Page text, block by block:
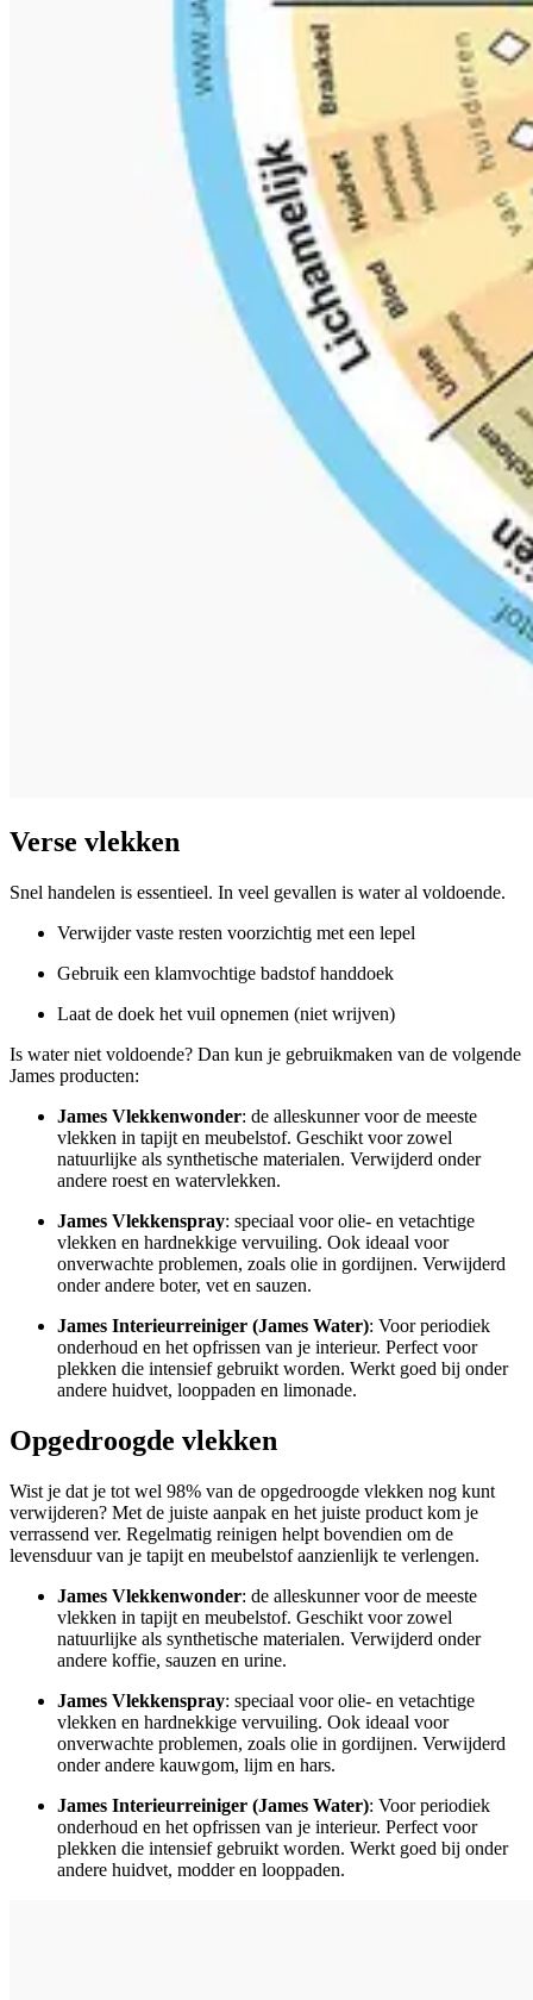
Verse vlekken
Snel handelen is essentieel. In veel gevallen is water al voldoende.
Verwijder vaste resten voorzichtig met een lepel
Gebruik een klamvochtige badstof handdoek
Laat de doek het vuil opnemen (niet wrijven)
Is water niet voldoende? Dan kun je gebruikmaken van de volgende
James producten:
James Vlekkenwonder: de alleskunner voor de meeste
vlekken in tapijt en meubelstof. Geschikt voor zowel
natuurlijke als synthetische materialen. Verwijderd onder
andere roest en watervlekken.
James Vlekkenspray: speciaal voor olie- en vetachtige
vlekken en hardnekkige vervuiling. Ook ideaal voor
onverwachte problemen, zoals olie in gordijnen. Verwijderd
onder andere boter, vet en sauzen.
James Interieurreiniger (James Water): Voor periodiek
onderhoud en het opfrissen van je interieur. Perfect voor
plekken die intensief gebruikt worden. Werkt goed bij onder
andere huidvet, looppaden en limonade.
Opgedroogde vlekken
Wist je dat je tot wel 98% van de opgedroogde vlekken nog kunt
verwijderen? Met de juiste aanpak en het juiste product kom je
verrassend ver. Regelmatig reinigen helpt bovendien om de
levensduur van je tapijt en meubelstof aanzienlijk te verlengen.
James Vlekkenwonder: de alleskunner voor de meeste
vlekken in tapijt en meubelstof. Geschikt voor zowel
natuurlijke als synthetische materialen. Verwijderd onder
andere koffie, sauzen en urine.
James Vlekkenspray: speciaal voor olie- en vetachtige
vlekken en hardnekkige vervuiling. Ook ideaal voor
onverwachte problemen, zoals olie in gordijnen. Verwijderd
onder andere kauwgom, lijm en hars.
James Interieurreiniger (James Water): Voor periodiek
onderhoud en het opfrissen van je interieur. Perfect voor
plekken die intensief gebruikt worden. Werkt goed bij onder
andere huidvet, modder en looppaden.